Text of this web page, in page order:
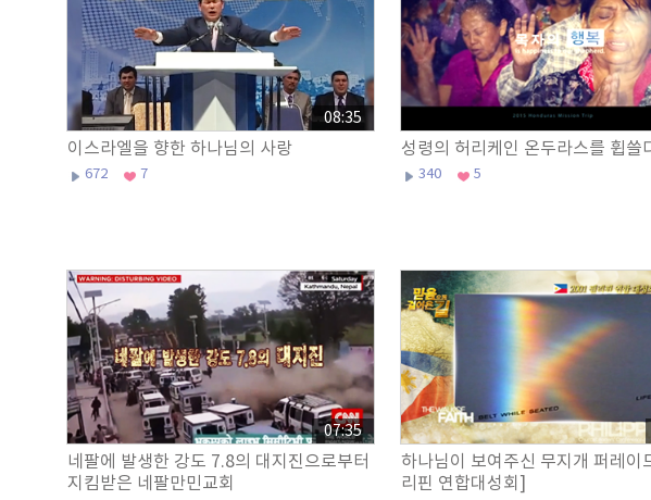
이스라엘을 향한 하나님의 사랑
672 7
08:35
성령의 허리케인 온두라스를 휩쓸
340 5
네팔에 발생한 강도 7.8의 대지진으로부터
지킴받은 네팔만민교회
07:35
하나님이 보여주신 무지개 퍼레이드!
리핀 연합대성회]